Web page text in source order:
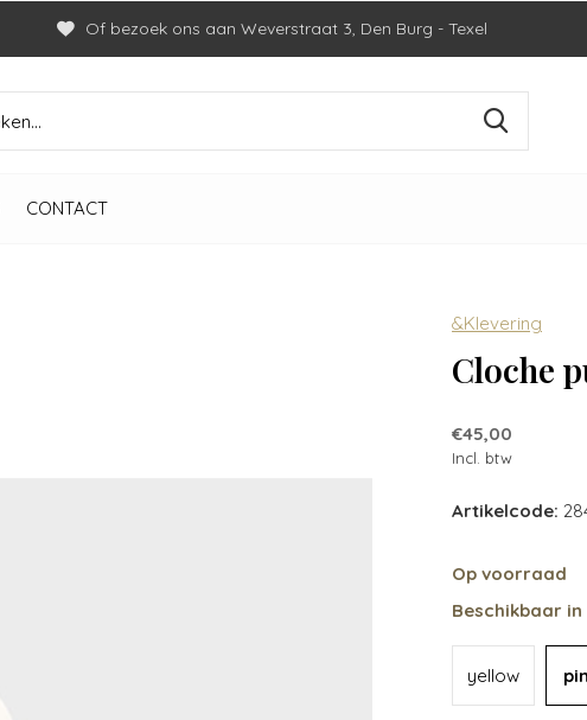
CONTACT
Of bezoek ons aan Weverstraat 3, Den Burg - Texel
&Klevering
Cloche
€45,00
Incl. btw
Artikelcode:
Op voorraad
Beschikbaar in
yellow